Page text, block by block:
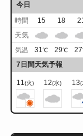
今日
時間
15 18
天気
気温 31℃ 29℃ 27
7日間天気予報
11(火) 12(水) 13(